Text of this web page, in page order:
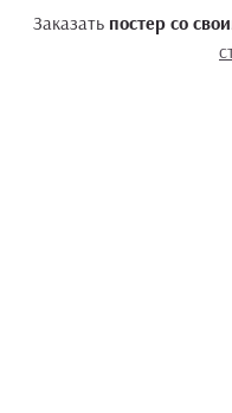
Заказать постер со